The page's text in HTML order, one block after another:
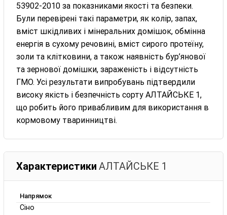
53902-2010 за показниками якості та безпеки.
Були перевірені такі параметри, як колір, запах,
вміст шкідливих і мінеральних домішок, обмінна
енергія в сухому речовині, вміст сирого протеїну,
золи та клітковини, а також наявність бур’янової
та зернової домішки, зараженість і відсутність
ГМО. Усі результати випробувань підтвердили
високу якість і безпечність сорту АЛТАЙСЬКЕ 1,
що робить його привабливим для використання в
кормовому тваринництві.
Характеристики АЛТАЙСЬКЕ 1
Напрямок
Сіно